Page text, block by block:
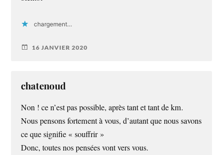
chargement…
16 JANVIER 2020
chatenoud
Non ! ce n’est pas possible, après tant et tant de km.
Nous pensons fortement à vous, d’autant que nous savons
ce que signifie « souffrir »
Donc, toutes nos pensées vont vers vous.